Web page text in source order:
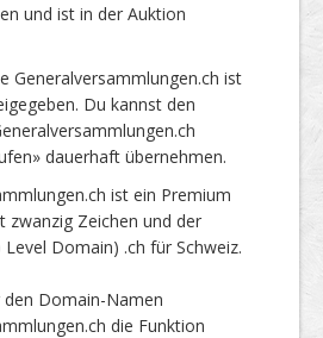
und ist in der Auktion
Generalversammlungen.ch ist
Du kannst den
dauerhaft übernehmen.
ist ein Premium
zwanzig Zeichen und der
Domain) .ch für Schweiz.
Domain-Namen
die Funktion